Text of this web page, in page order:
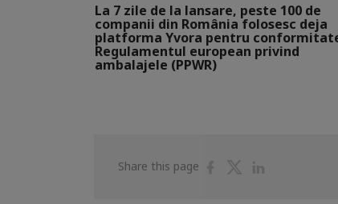
La 7 zile de la lansare, peste 100 de
companii din România folosesc deja
platforma Yvora pentru
Regulamentul european privind
ambalajele (PPWR)
Share this page
ShareShare